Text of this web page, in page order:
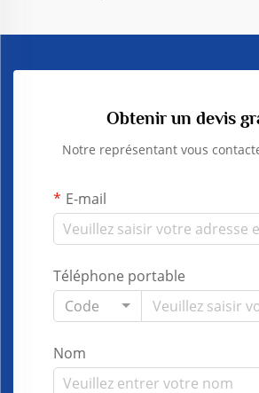
Obtenir un devis
Notre représentant vous
E-mail
Téléphone portable
Code
Nom